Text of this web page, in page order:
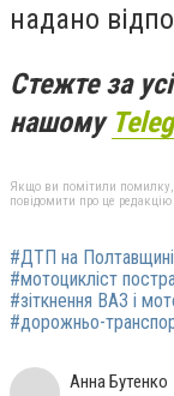
надано
Стежте за
нашому
Якщо ви помітили помилку,
повідомити про це редакцію
#ДТП на Полтавщині
#мотоцикліст
#зіткнення ВАЗ і
#дорожньо-
Анна Бутенко